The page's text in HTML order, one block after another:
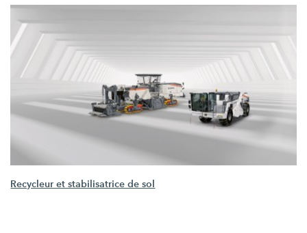
Recycleur et stabilisatrice de sol